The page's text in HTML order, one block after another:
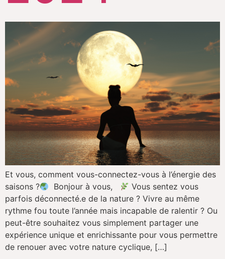
Et vous, comment vous-connectez-vous à l’énergie des
saisons ?
Bonjour à vous,
Vous sentez vous
parfois déconnecté.e de la nature ? Vivre au même
rythme fou toute l’année mais incapable de ralentir ? Ou
peut-être souhaitez vous simplement partager une
expérience unique et enrichissante pour vous permettre
de renouer avec votre nature cyclique, […]